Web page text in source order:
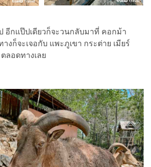
อีกแป๊ปเดียวก็จะวนกลับมาที่ คอกม้า
งก็จะเจอกับ แพะภูเขา กระต่าย เมียร์
ลอดทางเลย